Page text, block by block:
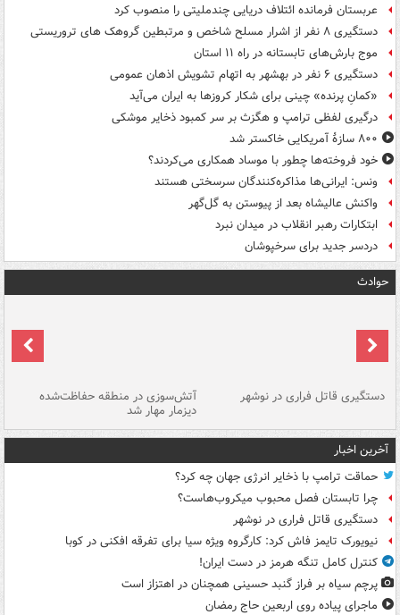
عربستان فرمانده ائتلاف دریایی چندملیتی را منصوب کرد
دستگیری ۸ نفر از اشرار مسلح شاخص و مرتبطین گروهک های تروریستی
موج بارش‌های تابستانه در راه ۱۱ استان
دستگیری ۶ نفر در بهشهر به اتهام تشویش اذهان عمومی
«کمانِ پرنده» چینی برای شکار کروزها به ایران می‌آید
درگیری لفظی ترامپ و هگزث بر سر کمبود ذخایر موشکی
۸۰۰ سازۀ آمریکایی خاکستر شد
خود فروخته‌ها چطور با موساد همکاری می‌کردند؟
ونس: ایرانی‌ها مذاکره‌کنندگان سرسختی هستند
واکنش عالیشاه بعد از پیوستن به گل‌گهر
ابتکارات رهبر انقلاب در میدان نبرد
دردسر جدید برای سرخپوشان
حوادث
دستگیری قاتل فراری در نوشهر آتش‌سوزی در منطقه حفاظت‌شده
دیزمار مهار شد
آخرین اخبار
حماقت ترامپ با ذخایر انرژی جهان چه کرد؟
چرا تابستان فصل محبوب میکروب‌هاست؟
دستگیری قاتل فراری در نوشهر
نیویورک تایمز فاش کرد: کارگروه ویژه سیا برای تفرقه افکنی در کوبا
کنترل کامل تنگه هرمز در دست ایران!
پرچم سیاه بر فراز گنبد حسینی همچنان در اهتزاز است
ماجرای پیاده روی اربعین حاج رمضان